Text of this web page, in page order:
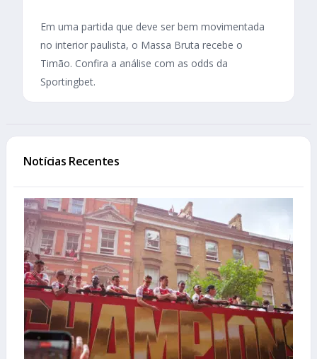
Em uma partida que deve ser bem movimentada
no interior paulista, o Massa Bruta recebe o
Timão. Confira a análise com as odds da
Sportingbet.
Notícias Recentes